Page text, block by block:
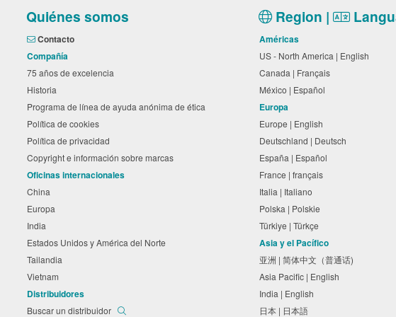
Quiénes somos
Contacto
Compañía
75 años de excelencia
Historia
Programa de línea de ayuda anónima de ética
Política de cookies
Política de privacidad
Copyright e información sobre marcas
Oficinas internacionales
China
Europa
India
Estados Unidos y América del Norte
Tailandia
Vietnam
Distribuidores
Buscar un distribuidor
Region |
Américas
US - North America | English
Canada | Français
México | Español
Europa
Europe | English
Deutschland | Deutsch
España | Español
France | français
Italia | Italiano
Polska | Polskie
Türkiye | Türkçe
Asia y el Pacífico
亚洲 | 简体中文（普通话)
Asia Pacific | English
India | English
日本 | 日本語